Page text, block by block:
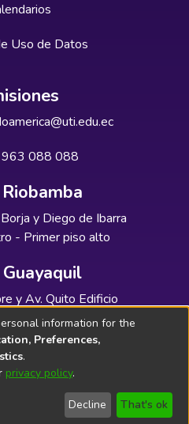
Uso de Datos
088 088
y Diego de Ibarra
- Primer piso alto
y Av. Quito Edificio
- Planta baja
Bibliolatino.com
information for the
Preferences,
.
privacy policy.
Decline That's ok